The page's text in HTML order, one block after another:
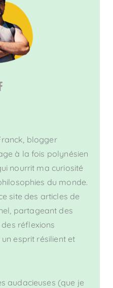
blogger
à la fois polynésien
nourrit ma curiosité
du monde.
site des articles de
partageant des
réflexions
esprit résilient et
audacieuses (que je